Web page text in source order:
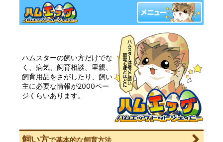
ハムスターの飼い方だけでな
く、病気、飼育相談、里親、
飼育用品をさがしたり、飼い
主に必要な情報が2000ペー
ジくらいあります。
飼い方で基本的な飼育方法